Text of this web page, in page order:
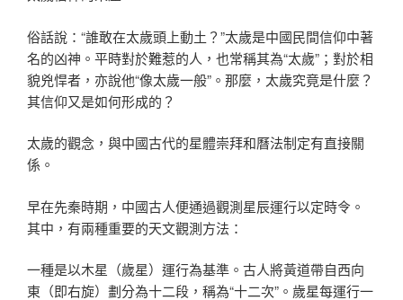
俗話說：“誰敢在太歲頭上動土？”太歲是中國民間信仰中著
名的凶神。平時對於難惹的人，也常稱其為“太歲”；對於相
貌兇悍者，亦說他“像太歲一般”。那麼，太歲究竟是什麼？
其信仰又是如何形成的？
太歲的觀念，與中國古代的星體崇拜和曆法制定有直接關
係。
早在先秦時期，中國古人便通過觀測星辰運行以定時令。
其中，有兩種重要的天文觀測方法：
一種是以木星（歲星）運行為基準。古人將黃道帶自西向
東（即右旋）劃分為十二段，稱為“十二次”。歲星每運行一